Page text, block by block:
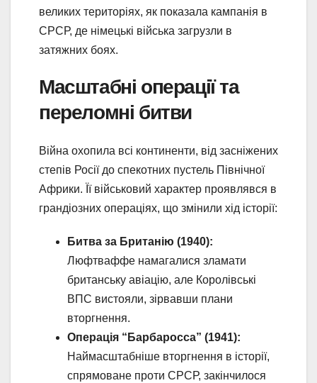
великих територіях, як показала кампанія в
СРСР, де німецькі війська загрузли в
затяжних боях.
Масштабні операції та
переломні битви
Війна охопила всі континенти, від засніжених
степів Росії до спекотних пустель Північної
Африки. Її військовий характер проявлявся в
грандіозних операціях, що змінили хід історії:
Битва за Британію (1940):
Люфтваффе намагалися зламати
британську авіацію, але Королівські
ВПС вистояли, зірвавши плани
вторгнення.
Операція “Барбаросса” (1941):
Наймасштабніше вторгнення в історії,
спрямоване проти СРСР, закінчилося